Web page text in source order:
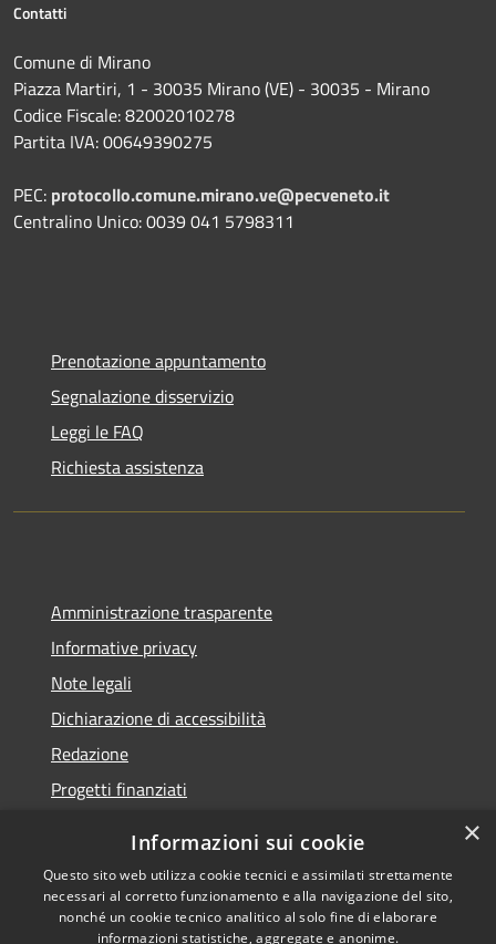
Contatti
Comune di Mirano
Piazza Martiri, 1 - 30035 Mirano (VE) - 30035 - Mirano
Codice Fiscale: 82002010278
Partita IVA: 00649390275
PEC: protocollo.comune.mirano.ve@pecveneto.it
Centralino Unico: 0039 041 5798311
Prenotazione appuntamento
Segnalazione disservizio
Leggi le FAQ
Richiesta assistenza
Amministrazione trasparente
Informative privacy
Note legali
Dichiarazione di accessibilità
Redazione
Progetti finanziati
RSS
Accessibilità
Dichiarazione di
accessibilità• Copyright ©
×
Informazioni sui cookie
Questo sito web utilizza cookie tecnici e assimilati strettamente
necessari al corretto funzionamento e alla navigazione del sito,
nonché un cookie tecnico analitico al solo fine di elaborare
informazioni statistiche, aggregate e anonime.